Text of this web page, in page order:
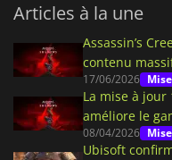
Articles à la une
Assassin’s
contenu
17/06/2026
La mise à jour
améliore le
08/04/2026
Ubisoft